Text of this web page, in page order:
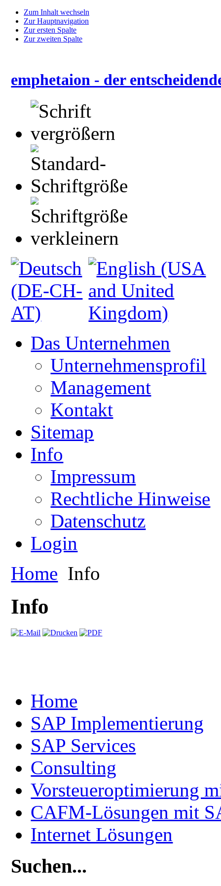
Zum Inhalt wechseln
Zur Hauptnavigation
Zur ersten Spalte
Zur zweiten Spalte
emphetaion - der
Das Unternehmen
Unternehmensprofil
Management
Kontakt
Sitemap
Info
Impressum
Rechtliche Hinweise
Datenschutz
Login
Home Info
Info
Home
SAP Implementierung
SAP Services
Consulting
Vorsteueroptimierung
CAFM-Lösungen mit
Internet Lösungen
Suchen...